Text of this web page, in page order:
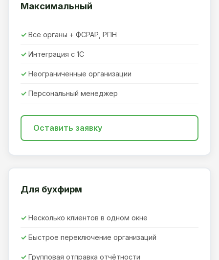
Максимальный
Все органы + ФСРАР, РПН
Интеграция с 1С
Неограниченные организации
Персональный менеджер
Оставить заявку
Для бухфирм
Несколько клиентов в одном окне
Быстрое переключение организаций
Групповая отправка отчётности